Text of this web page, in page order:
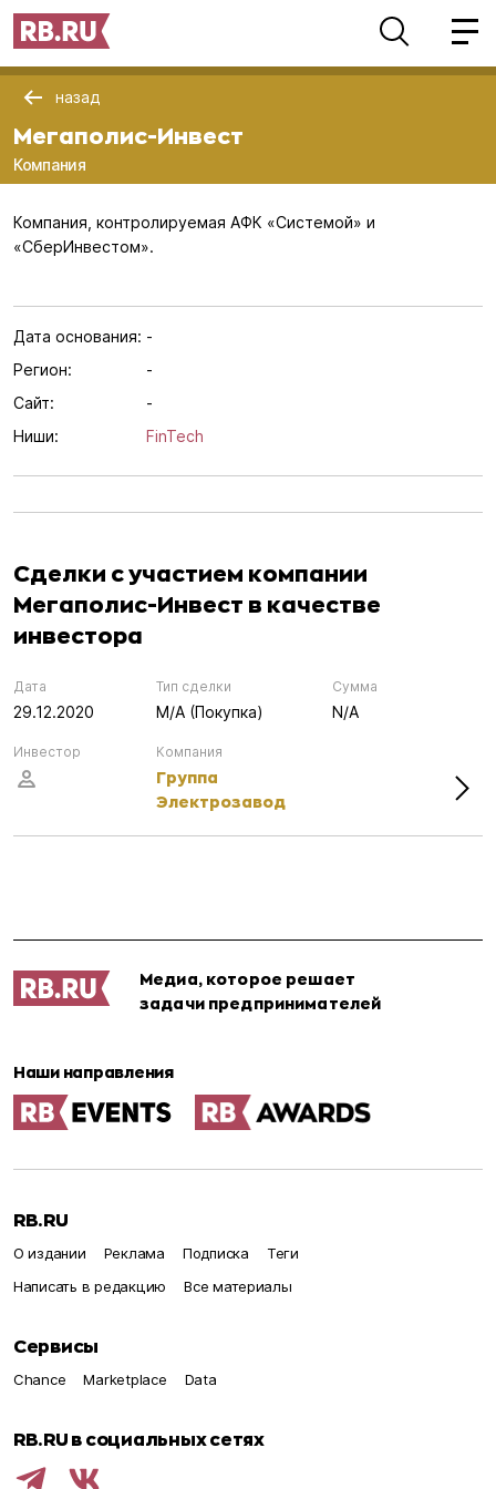
назад
Мегаполис-Инвест
Компания
Компания, контролируемая АФК «Системой» и
«СберИнвестом».
Дата основания: -
Регион:
-
Сайт:
-
Ниши:
FinTech
Сделки с участием компании
Мегаполис-Инвест в качестве
инвестора
Дата
29.12.2020
Компания
Группа
Электрозавод
Инвестор
Тип сделки
M/A (Покупка)
Сумма
N/A
Медиа, которое решает
задачи предпринимателей
Наши направления
RB.RU
О издании Реклама Подписка
Теги
Написать в редакцию
Все материалы
Сервисы
Chance Marketplace Data
RB.RU в социальных сетях